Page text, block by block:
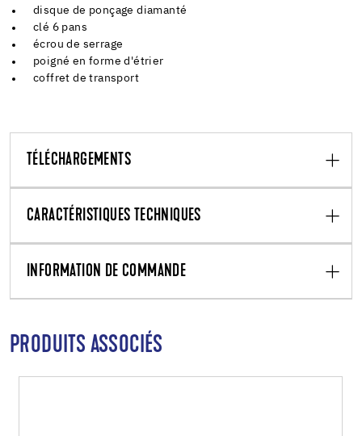
disque de ponçage diamanté
clé 6 pans
écrou de serrage
poigné en forme d'étrier
coffret de transport
TÉLÉCHARGEMENTS
CARACTÉRISTIQUES TECHNIQUES
INFORMATION DE COMMANDE
PRODUITS ASSOCIÉS